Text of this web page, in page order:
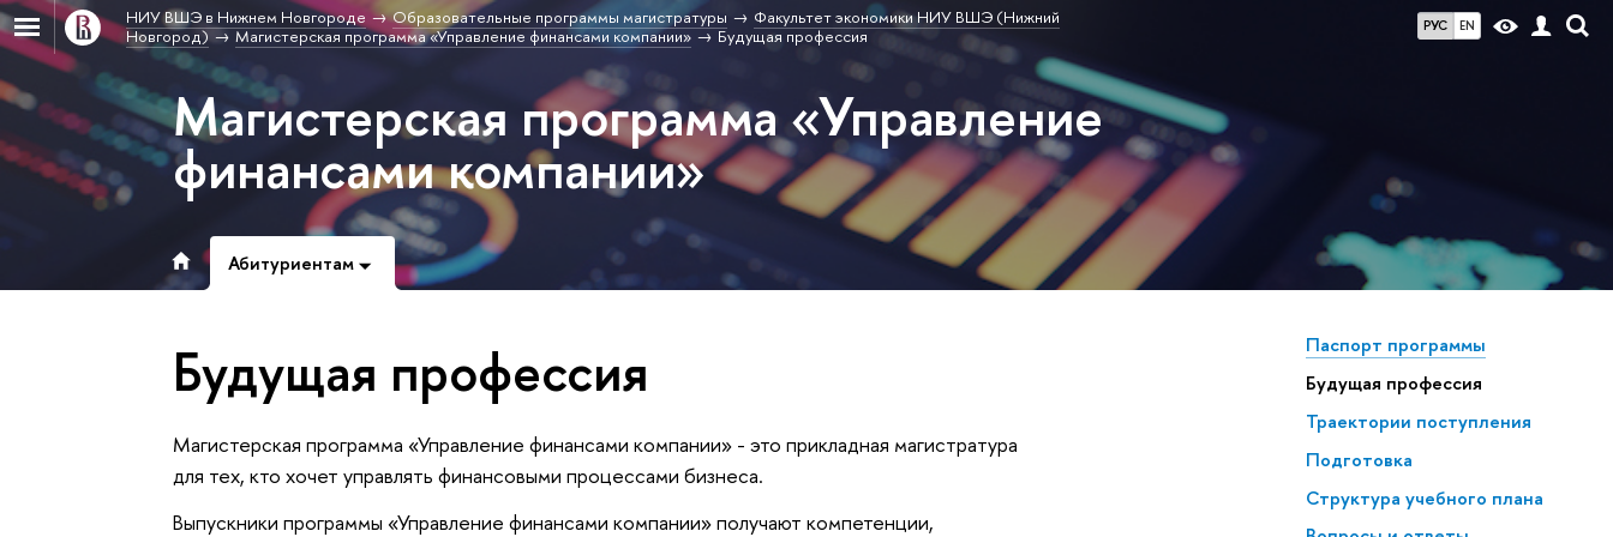
РУС EN
НИУ ВШЭ в Нижнем Новгороде Образовательные программы магистратуры
Факультет экономики НИУ ВШЭ (Нижний
Новгород)
Магистерская программа «Управление финансами компании» Будущая профессия
Магистерская программа «Управление
финансами компании»
Абитуриентам
Паспорт программы
Будущая профессия
Траектории поступления
Подготовка
Структура учебного плана
Будущая профессия
Магистерская программа «Управление финансами компании» - это прикладная магистратура
для тех, кто хочет управлять финансовыми процессами бизнеса.
Выпускники программы «Управление финансами компании» получают компетенции,